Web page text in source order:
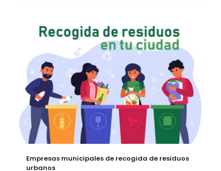
Empresas municipales de recogida de residuos
urbanos